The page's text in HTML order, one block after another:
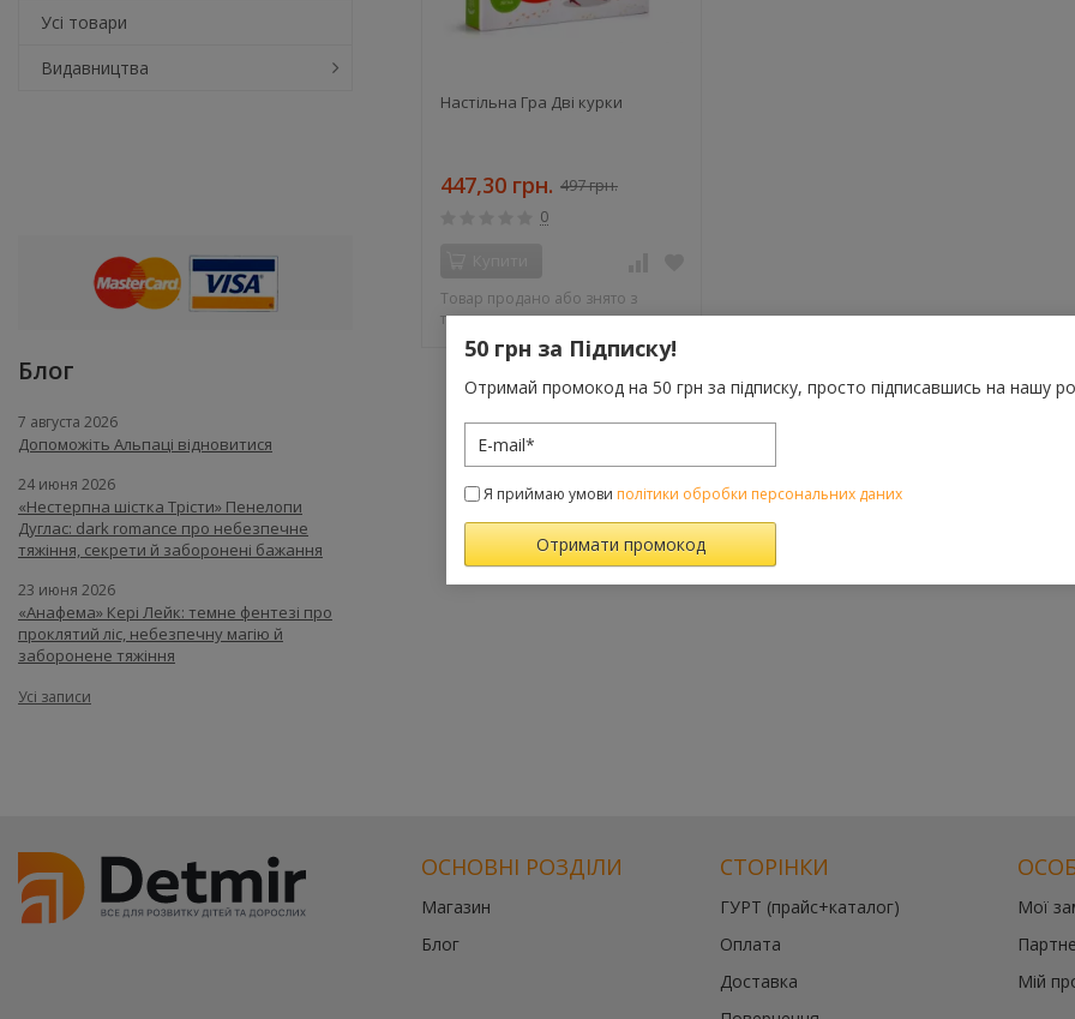
Настільна Гра Дві курки
447,30 грн. 497 грн.
0
Товар продано або знято з
тиражу
Усі товари
Видавництва
Блог
7 августа 2026
Допоможіть Альпаці відновитися
24 июня 2026
«Нестерпна шістка Трісти» Пенелопи
Дуглас: dark romance про небезпечне
тяжіння, секрети й заборонені бажання
23 июня 2026
«Анафема» Кері Лейк: темне фентезі про
проклятий ліс, небезпечну магію й
заборонене тяжіння
Усі записи
ОСНОВНІ РОЗДІЛИ
Магазин
Блог
СТОРІНКИ
ГУРТ (прайс+каталог)
Оплата
Доставка
Мої
Мій
50 грн за Підписку!
Отримай промокод на 50 грн за підписку, просто підписавшись на нашу
Я приймаю умови політики обробки персональних даних